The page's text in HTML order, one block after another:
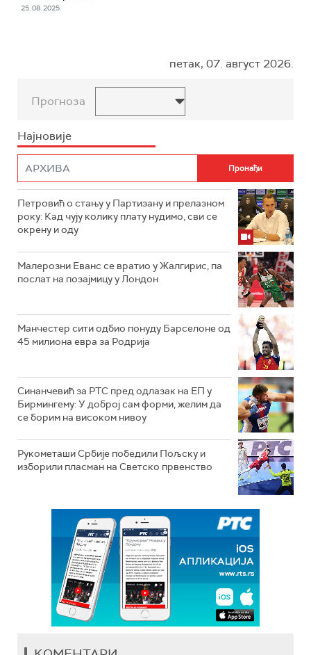
25. 08. 2025.
петак, 07. август 2026.
Прогноза
Најновије
Петровић о стању у Партизану и прелазном
року: Кад чују колику плату нудимо, сви се
окрену и оду
Малерозни Еванс се вратио у Жалгирис, па
послат на позајмицу у Лондон
Манчестер сити одбио понуду Барселоне од
45 милиона евра за Родрија
Синанчевић за РТС пред одлазак на ЕП у
Бирмингему: У доброј сам форми, желим да
се борим на високом нивоу
Рукометаши Србије победили Пољску и
изборили пласман на Светско првенство